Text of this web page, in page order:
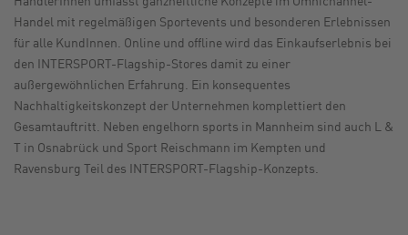
Handel mit regelmäßigen Sportevents und besonderen Erlebnissen
für alle KundInnen. Online und offline wird das Einkaufserlebnis bei
den INTERSPORT-Flagship-Stores damit zu einer
außergewöhnlichen Erfahrung. Ein konsequentes
Nachhaltigkeitskonzept der Unternehmen komplettiert den
Gesamtauftritt. Neben engelhorn sports in Mannheim sind auch L &
T in Osnabrück und Sport Reischmann im Kempten und
Ravensburg Teil des INTERSPORT-Flagship-Konzepts.